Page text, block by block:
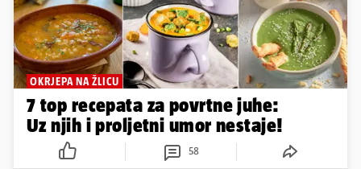
OKRJEPA NA ŽLICU
7 top recepata za povrtne juhe:
Uz njih i proljetni umor nestaje!
58